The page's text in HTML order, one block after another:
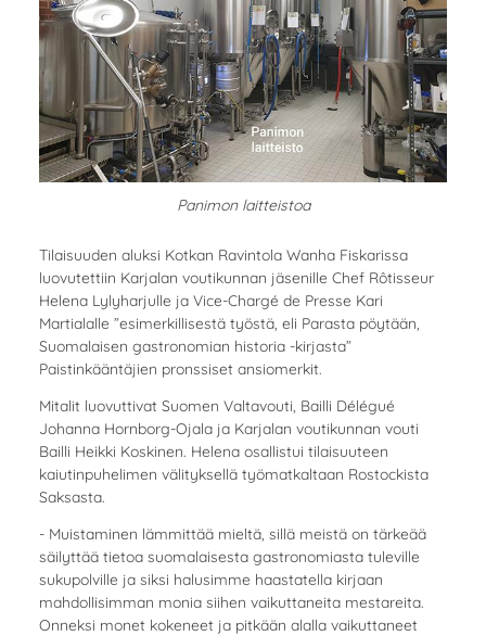
Panimon laitteistoa
Tilaisuuden aluksi Kotkan Ravintola Wanha Fiskarissa
luovutettiin Karjalan voutikunnan jäsenille Chef Rôtisseur
Helena Lylyharjulle ja Vice-Chargé de Presse Kari
Martialalle ”esimerkillisestä työstä, eli Parasta pöytään,
Suomalaisen gastronomian historia -kirjasta”
Paistinkääntäjien pronssiset ansiomerkit.
Mitalit luovuttivat Suomen Valtavouti, Bailli Délégué
Johanna Hornborg-Ojala ja Karjalan voutikunnan vouti
Bailli Heikki Koskinen. Helena osallistui tilaisuuteen
kaiutinpuhelimen välityksellä työmatkaltaan Rostockista
Saksasta.
- Muistaminen lämmittää mieltä, sillä meistä on tärkeää
säilyttää tietoa suomalaisesta gastronomiasta tuleville
sukupolville ja siksi halusimme haastatella kirjaan
mahdollisimman monia siihen vaikuttaneita mestareita.
Onneksi monet kokeneet ja pitkään alalla vaikuttaneet